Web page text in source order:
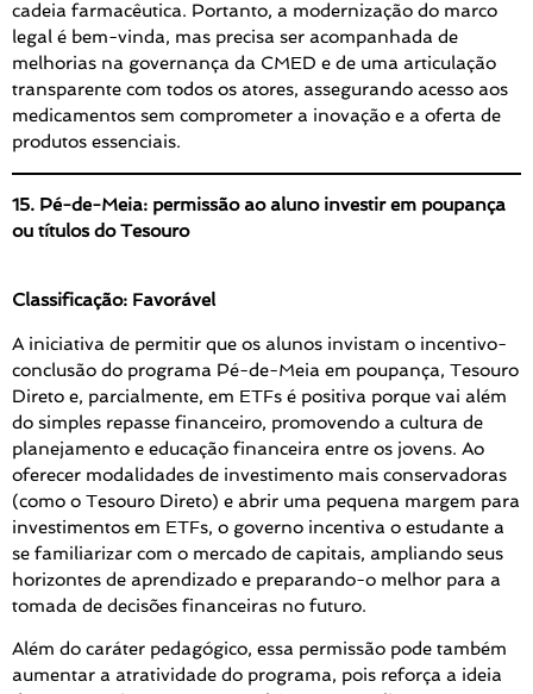
cadeia farmacêutica. Portanto, a modernização do marco
legal é bem-vinda, mas precisa ser acompanhada de
melhorias na governança da CMED e de uma articulação
transparente com todos os atores, assegurando acesso aos
medicamentos sem comprometer a inovação e a oferta de
produtos essenciais.
15. Pé-de-Meia: permissão ao aluno investir em poupança
ou títulos do Tesouro
Classificação: Favorável
A iniciativa de permitir que os alunos invistam o incentivo-
conclusão do programa Pé-de-Meia em poupança, Tesouro
Direto e, parcialmente, em ETFs é positiva porque vai além
do simples repasse financeiro, promovendo a cultura de
planejamento e educação financeira entre os jovens. Ao
oferecer modalidades de investimento mais conservadoras
(como o Tesouro Direto) e abrir uma pequena margem para
investimentos em ETFs, o governo incentiva o estudante a
se familiarizar com o mercado de capitais, ampliando seus
horizontes de aprendizado e preparando-o melhor para a
tomada de decisões financeiras no futuro.
Além do caráter pedagógico, essa permissão pode também
aumentar a atratividade do programa, pois reforça a ideia